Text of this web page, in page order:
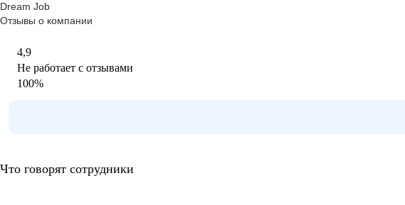
Dream Job
Отзывы о компании
4,9
Не работает с отзывами
100%
Что говорят сотрудники